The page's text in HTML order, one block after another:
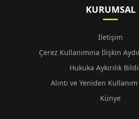
KURUMSAL
İletişim
Çerez Kullanımına İlişkin
Hukuka Aykırılık
Alıntı ve Yeniden
Künye